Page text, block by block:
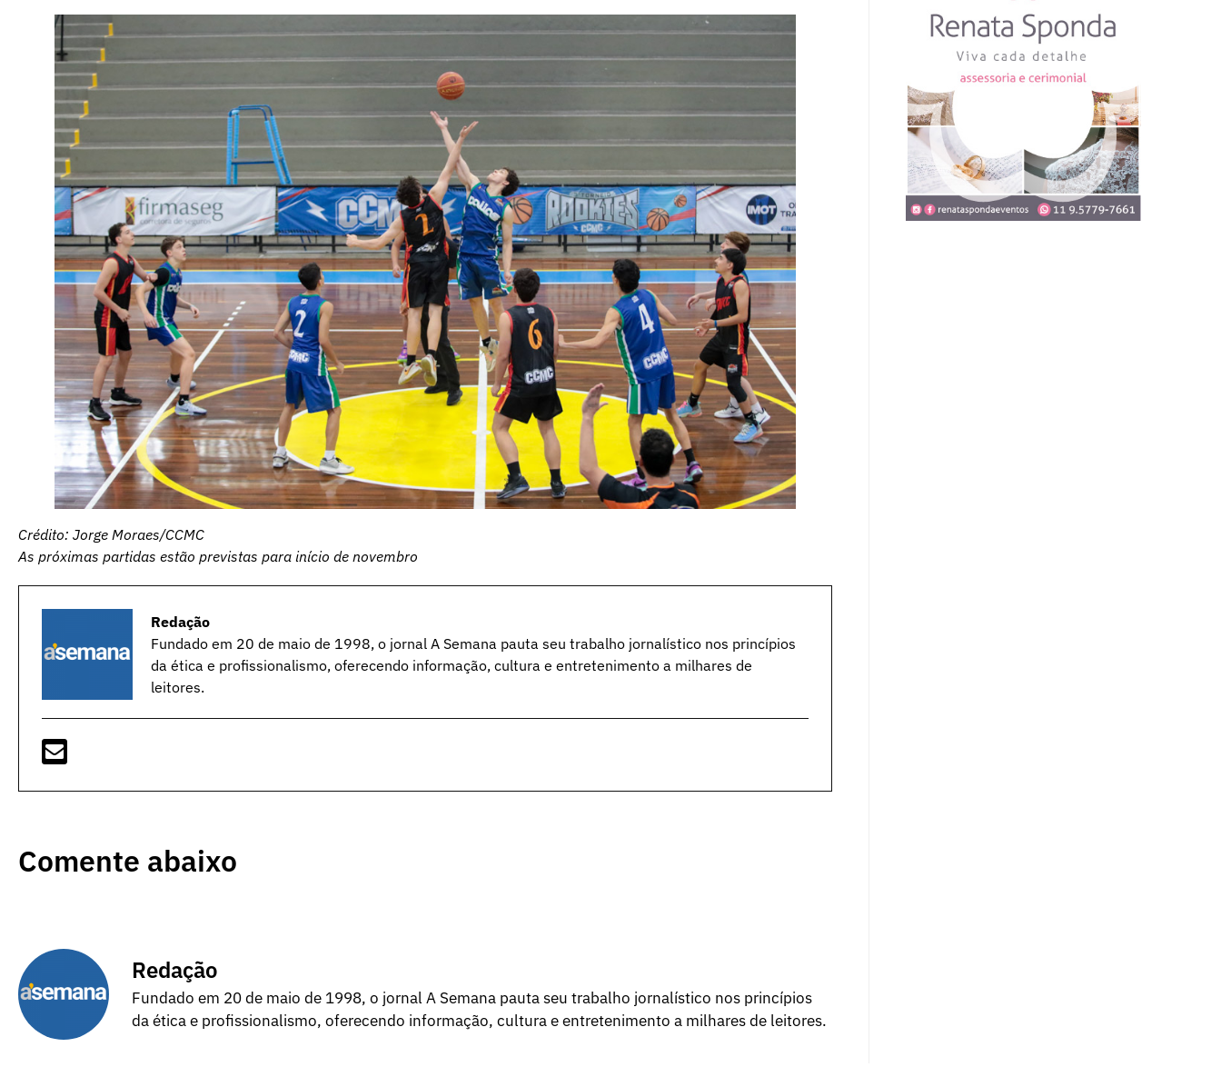
Crédito: Jorge Moraes/CCMC
As próximas partidas estão previstas para início de novembro
Redação
Fundado em 20 de maio de 1998, o jornal A Semana pauta seu trabalho jornalístico nos princípios
da ética e profissionalismo, oferecendo informação, cultura e entretenimento a milhares de
leitores.
Comente abaixo
Redação
Fundado em 20 de maio de 1998, o jornal A Semana pauta seu trabalho jornalístico nos princípios
da ética e profissionalismo, oferecendo informação, cultura e entretenimento a milhares de leitores.